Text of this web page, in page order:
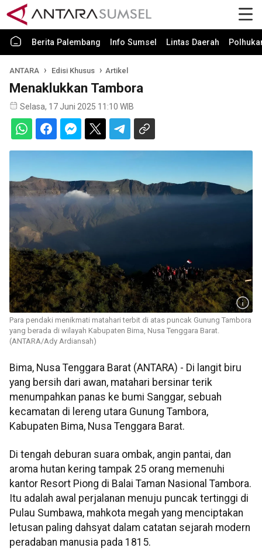
Berita Palembang Info Sumsel Lintas Daerah
ANTARA Edisi Khusus Artikel
Menaklukkan Tambora
Selasa, 17 Juni 2025 11:10 WIB
Para pendaki menikmati matahari terbit di atas puncak Gunung Tambora
yang berada di wilayah Kabupaten Bima, Nusa Tenggara Barat.
(ANTARA/Ady Ardiansah)
Bima, Nusa Tenggara Barat (ANTARA) - Di langit biru
yang bersih dari awan, matahari bersinar terik
menumpahkan panas ke bumi Sanggar, sebuah
kecamatan di lereng utara Gunung Tambora,
Kabupaten Bima, Nusa Tenggara Barat.
Di tengah deburan suara ombak, angin pantai, dan
aroma hutan kering tampak 25 orang memenuhi
kantor Resort Piong di Balai Taman Nasional Tambora.
Itu adalah awal perjalanan menuju puncak tertinggi di
Pulau Sumbawa, mahkota megah yang menciptakan
letusan paling dahsyat dalam catatan sejarah modern
peradaban manusia pada 1815.